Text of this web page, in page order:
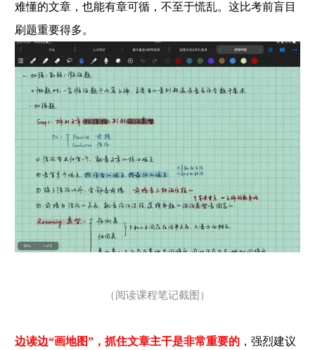
难懂的文章，也能有章可循，不至于慌乱。这比考前盲目
刷题重要得多。
（阅读课程笔记截图）
边读边“画地图”，抓住文章主干是非常重要的 ，强烈建议